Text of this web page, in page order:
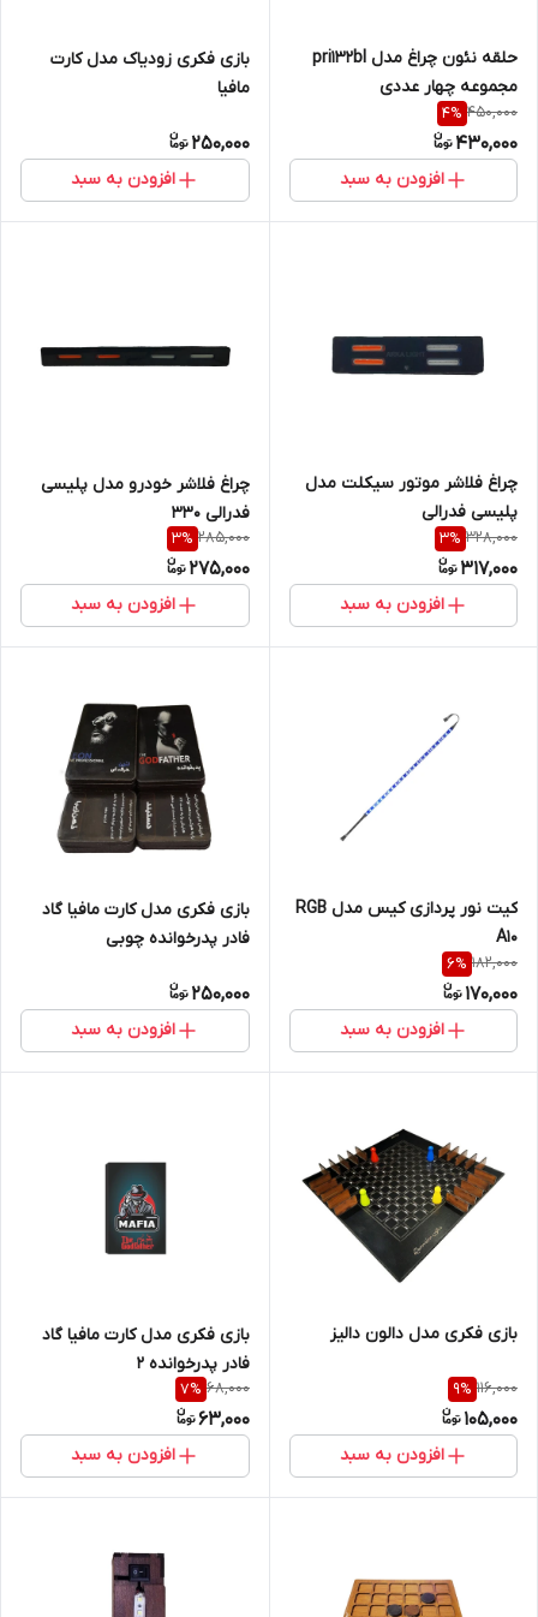
حلقه نئون چراغ مدل pri132bl
مجموعه چهار عددی
450,000
4%
430,000
افزودن به سبد
بازی فکری زودیاک مدل کارت
مافیا
250,000
افزودن به سبد
چراغ فلاشر موتور سیکلت مدل
پلیسی فدرالی
328,000
3%
317,000
افزودن به سبد
چراغ فلاشر خودرو مدل پلیسی
فدرالی 330
285,000
3%
275,000
افزودن به سبد
کیت نور پردازی کیس مدل RGB
A10
182,000
6%
170,000
افزودن به سبد
بازی فکری مدل کارت مافیا گاد
فادر پدرخوانده چوبی
250,000
افزودن به سبد
بازی فکری مدل دالون دالیز
116,000
9%
105,000
افزودن به سبد
بازی فکری مدل کارت مافیا گاد
فادر پدرخوانده 2
68,000
7%
63,000
افزودن به سبد